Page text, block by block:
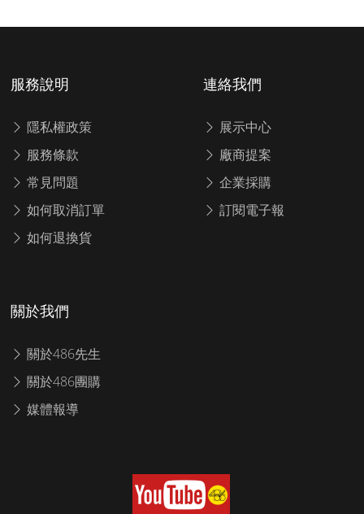
服務說明
隱私權政策
服務條款
常見問題
如何取消訂單
如何退換貨
連絡我們
展示中心
廠商提案
企業採購
訂閱電子報
關於我們
關於486先生
關於486團購
媒體報導